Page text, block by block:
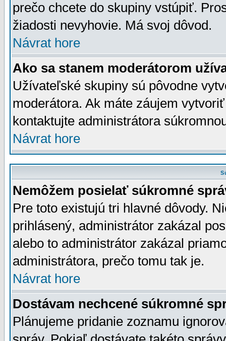
prečo chcete do skupiny vstúpiť.
žiadosti nevyhovie. Má svoj dôvod.
Návrat hore
Ako sa stanem moderátorom
Užívateľské skupiny sú pôvodne
moderátora. Ak máte záujem
kontaktujte administrátora
Návrat hore
Nemôžem posielať súkromné
Pre toto existujú tri hlavné dôvody.
prihlásený, administrátor zakázal
alebo to administrátor zakázal
administrátora, prečo tomu tak je.
Návrat hore
Dostávam nechcené súkromné
Plánujeme pridanie zoznamu